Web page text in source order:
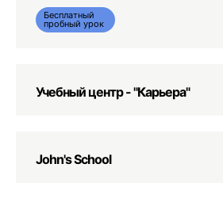
Бесплатный
пробный урок
Учебный центр - "Карьера"
John's School